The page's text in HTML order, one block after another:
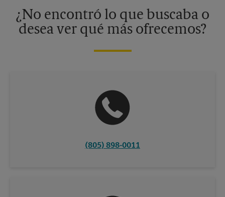
¿No encontró lo que buscaba o
desea ver qué más ofrecemos?
(805) 898-0011